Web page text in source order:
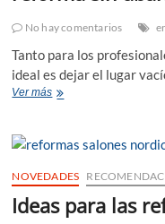
No hay comentarios
Tanto para los
ideal es dejar el lugar
Ver másRecomendaciones
una
sin
abandonar
el
apartamento
NOVEDADES
Ideas para las